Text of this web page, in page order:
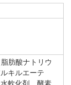
肪酸ナトリウ
キルエーテ
軟化剤、酵素、